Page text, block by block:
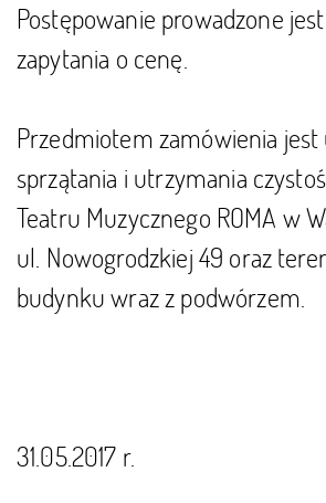
Postępowanie prowadzone
zapytania o cenę.
Przedmiotem zamówienia jest
sprzątania i utrzymania
Teatru Muzycznego ROMA w
ul. Nowogrodzkiej 49 oraz
budynku wraz z podwórzem.
31.05.2017 r.